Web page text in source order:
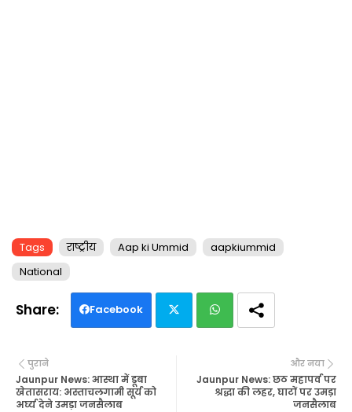
Tags राष्ट्रीय Aap ki Ummid
aapkiummid
National
Facebook
ats
और नया
Jaunpur News: छठ महापर्व पर
श्रद्धा की लहर, घाटों पर उमड़ा
जनसैलाब
पुराने
Jaunpur News: आस्था में डूबा
खेतासराय: अस्ताचलगामी सूर्य को
अर्घ्य देने उमड़ा जनसैलाब